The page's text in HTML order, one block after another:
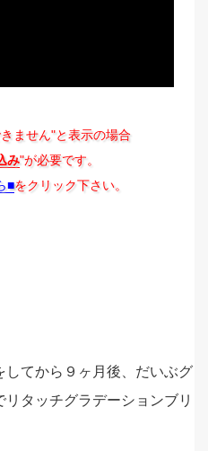
ません"と表示の場合
み"が必要です。
■をクリック下さい。
てから９ヶ月後、だいぶグ
タッチグラデーションブリ